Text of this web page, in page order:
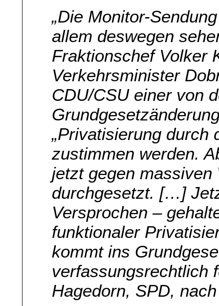
„Die Monitor-
allem deswegen
Fraktionschef Volker
Verkehrsminister
CDU/CSU einer von
„Privatisierung durch
zustimmen werden.
jetzt gegen
durchgesetzt. […]
Versprochen –
funktionaler
kommt ins
verfassungsrechtlich
Hagedorn, SPD,